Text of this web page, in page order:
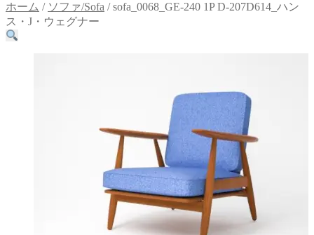
ホーム / ソファ/Sofa /sofa_0068_GE-240 1P D-207D614_ハン
ス・J・ウェグナー